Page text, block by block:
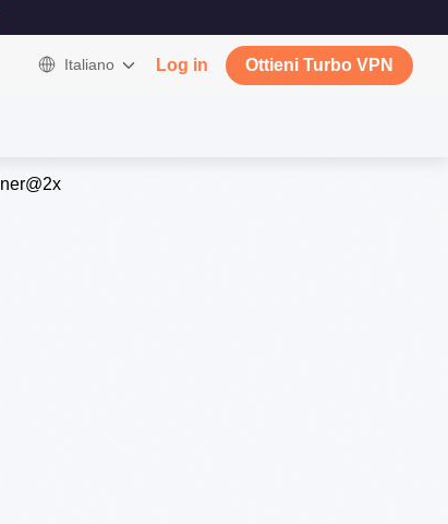
Italiano Log in Ottieni Turbo VPN